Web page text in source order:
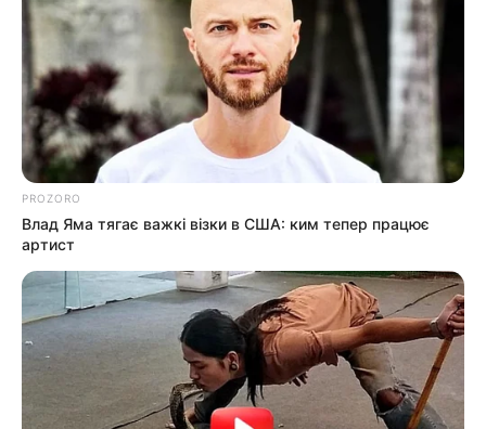
Mozgalom) з’явилася провокативна заява цієї
політсили із закликом відокремлення Закарпаття
на користь Угорської республіки. Підписав цю
міжнародну провокацію уродженець…
PROZORO
Влад Яма тягає важкі візки в США: ким тепер працює
артист